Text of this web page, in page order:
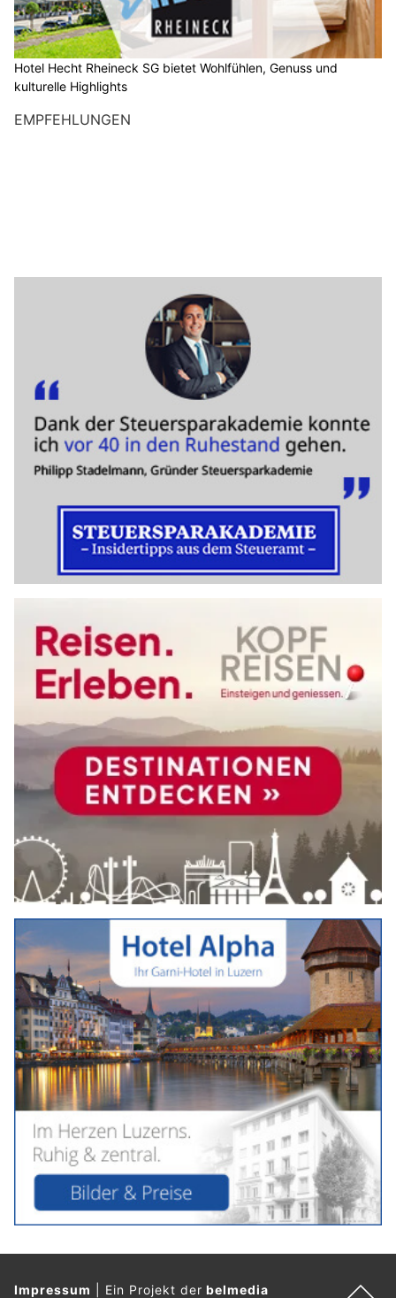
Hotel Hecht Rheineck SG bietet Wohlfühlen, Genuss und
kulturelle Highlights
EMPFEHLUNGEN
Impressum Ein Projekt derbelmedia